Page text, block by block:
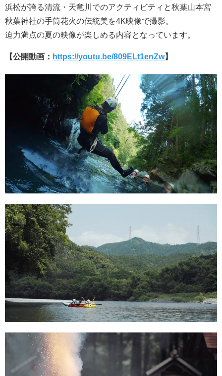
浜松が誇る清流・天竜川でのアクティビティと秋葉山本宮
秋葉神社の手筒花火の伝統美を4K映像で撮影。
迫力満点の夏の映像が楽しめる内容となっています。
【公開動画： https://youtu.be/809ELt1enZw】